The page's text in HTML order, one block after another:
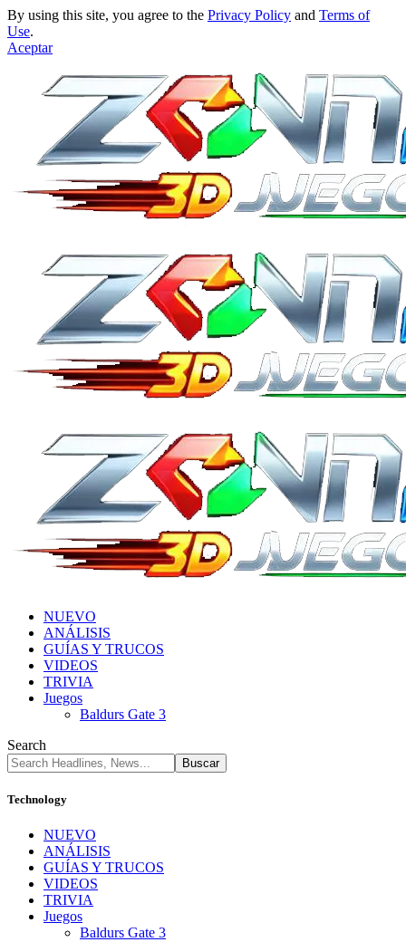
By using this site, you agree to the Privacy Policy and Terms of
Use.
Aceptar
NUEVO
ANÁLISIS
GUÍAS Y TRUCOS
VIDEOS
TRIVIA
Juegos
Baldurs Gate 3
Search
Technology
NUEVO
ANÁLISIS
GUÍAS Y TRUCOS
VIDEOS
TRIVIA
Juegos
Baldurs Gate 3